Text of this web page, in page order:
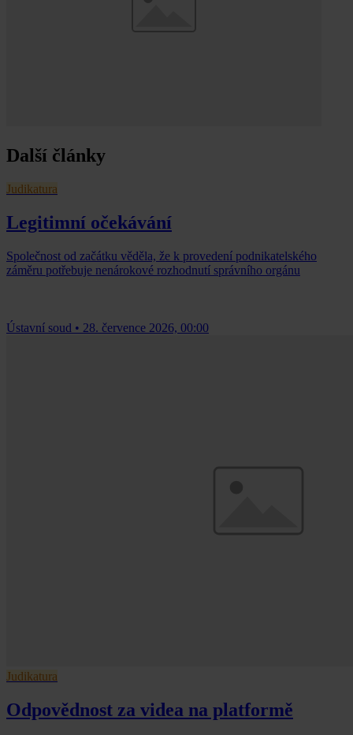
Další články
Judikatura
Legitimní očekávání
Společnost od začátku věděla, že k provedení podnikatelského
záměru potřebuje nenárokové rozhodnutí správního orgánu
Ústavní soud • 28. července 2026, 00:00
Judikatura
Odpovědnost za videa na platformě